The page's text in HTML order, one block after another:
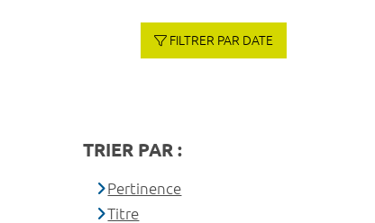
FILTRER PAR DATE
TRIER PAR :
Pertinence
Titre